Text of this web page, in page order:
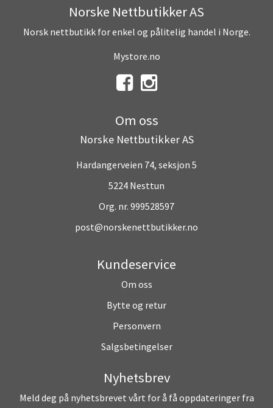
Norske Nettbutikker AS
Norsk nettbutikk for enkel og pålitelig handel i Norge.
Mystore.no
Om oss
Norske Nettbutikker AS
Hardangerveien 74, seksjon 5
5224 Nesttun
Org. nr. 999528597
post@norskenettbutikker.no
Kundeservice
Om oss
Bytte og retur
Personvern
Salgsbetingelser
Nyhetsbrev
Meld deg på nyhetsbrevet vårt for å få oppdateringer fra